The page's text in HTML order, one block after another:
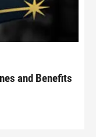
and Benefits